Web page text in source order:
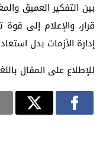
بين التفكير العميق
قرار، والإعلام إلى
إدارة الأزمات بدل
للإطلاع على المقال